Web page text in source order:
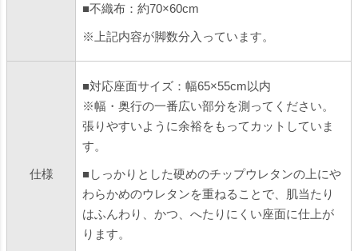
■不織布：約70×60cm
※上記内容が脚数分入っています。
仕様
■対応座面サイズ：幅65×55cm以内
※幅・奥行の一番広い部分を測ってください。
張りやすいように余裕をもってカットしていま
す。
■しっかりとした硬めのチップウレタンの上にや
わらかめのウレタンを重ねることで、肌当たり
はふんわり、かつ、へたりにくい座面に仕上が
ります。